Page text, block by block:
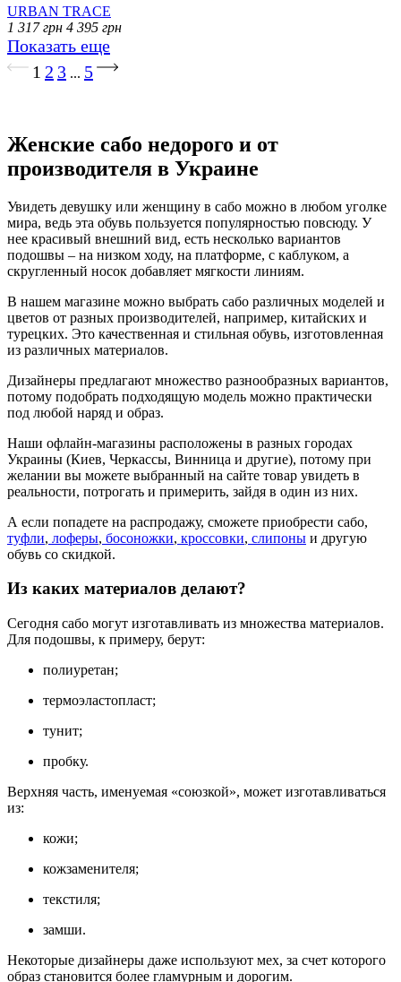
URBAN TRACE
1 317грн 4 395 грн
Показать еще
1 2 3 ... 5
Женские сабо недорого и от
производителя в Украине
Увидеть девушку или женщину в сабо можно в любом уголке
мира, ведь эта обувь пользуется популярностью повсюду. У
нее красивый внешний вид, есть несколько вариантов
подошвы – на низком ходу, на платформе, с каблуком, а
скругленный носок добавляет мягкости линиям.
В нашем магазине можно выбрать сабо различных моделей и
цветов от разных производителей, например, китайских и
турецких. Это качественная и стильная обувь, изготовленная
из различных материалов.
Дизайнеры предлагают множество разнообразных вариантов,
потому подобрать подходящую модель можно практически
под любой наряд и образ.
Наши офлайн-магазины расположены в разных городах
Украины (Киев, Черкассы, Винница и другие), потому при
желании вы можете выбранный на сайте товар увидеть в
реальности, потрогать и примерить, зайдя в один из них.
А если попадете на распродажу, сможете приобрести сабо,
туфли, лоферы, босоножки, кроссовки, слипоны и другую
обувь со скидкой.
Из каких материалов делают?
Сегодня сабо могут изготавливать из множества материалов.
Для подошвы, к примеру, берут:
полиуретан;
термоэластопласт;
тунит;
пробку.
Верхняя часть, именуемая «союзкой», может изготавливаться
из:
кожи;
кожзаменителя;
текстиля;
замши.
Некоторые дизайнеры даже используют мех, за счет которого
образ становится более гламурным и дорогим.